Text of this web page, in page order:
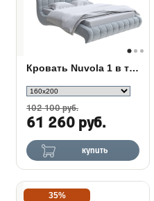
Кровать Nuvola 1 в ткани
102 100 руб.
61 260 руб.
купить
35%